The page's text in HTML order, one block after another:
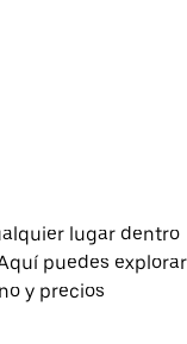
lugar dentro
puedes explorar
y precios